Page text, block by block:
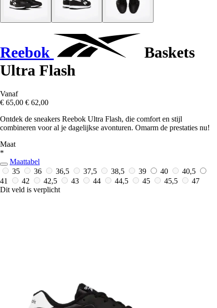
Reebok
Baskets
Ultra Flash
Vanaf
€ 65,00 € 62,00
Ontdek de sneakers Reebok Ultra Flash, die comfort en stijl
combineren voor al je dagelijkse avonturen. Omarm de prestaties nu!
Maat
*
Maattabel
35
36 36,5 37,5 38,5 39 40
40,5
41
42 42,5 43 44 44,5 45 45,5
47
Dit veld is verplicht